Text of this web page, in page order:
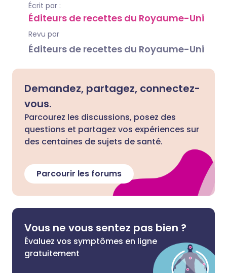
Écrit par :
Éditeurs de recettes du Royaume-Uni
Revu par
Éditeurs de recettes du Royaume-Uni
Demandez, partagez, connectez-
vous.
Parcourez les discussions, posez des
questions et partagez vos expériences sur
des centaines de sujets de santé.
Parcourir les forums
Vous ne vous sentez pas bien ?
Évaluez vos symptômes en ligne
gratuitement